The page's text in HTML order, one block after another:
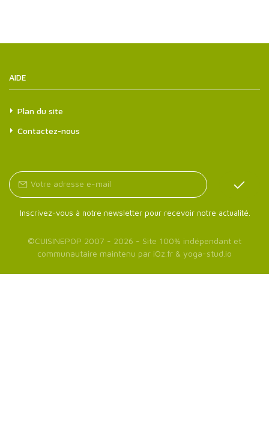
AIDE
Plan du site
Contactez-nous
Inscrivez-vous à notre newsletter pour recevoir notre actualité.
©CUISINEPOP 2007 - 2026 - Site 100% indépendant et
communautaire maintenu par iOz.fr & yoga-stud.io